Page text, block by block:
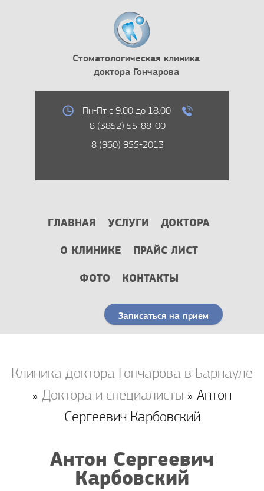
Стоматологическая клиника
доктора Гончарова
Пн-Пт с 9:00 до 18:00
8 (3852) 55-88-00
8 (960) 955-2013
ГЛАВНАЯ УСЛУГИ ДОКТОРА
О КЛИНИКЕ ПРАЙС ЛИСТ
ФОТО КОНТАКТЫ
Записаться на прием
Клиника доктора Гончарова в Барнауле
» Доктора и специалисты » Антон
Сергеевич Карбовский
Антон Сергеевич
Карбовский